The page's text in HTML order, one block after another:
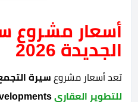
أسعار مشروع
الجديدة 2026
تعد أسعار مشروع سيرة
للتطوير العقاري